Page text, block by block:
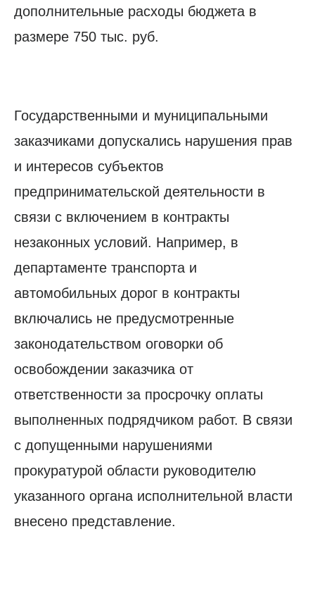
дополнительные расходы бюджета в
размере 750 тыс. руб.
Государственными и муниципальными
заказчиками допускались нарушения прав
и интересов субъектов
предпринимательской деятельности в
связи с включением в контракты
незаконных условий. Например, в
департаменте транспорта и
автомобильных дорог в контракты
включались не предусмотренные
законодательством оговорки об
освобождении заказчика от
ответственности за просрочку оплаты
выполненных подрядчиком работ. В связи
с допущенными нарушениями
прокуратурой области руководителю
указанного органа исполнительной власти
внесено представление.